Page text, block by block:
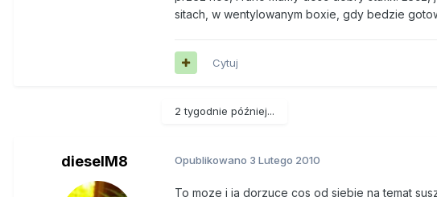
sitach, w wentylowanym boxie, gdy bedzie
Cytuj
2 tygodnie później...
dieselM8 Opublikowano 3 Lutego 2010
To moze i ja dorzuce cos od siebie na temat